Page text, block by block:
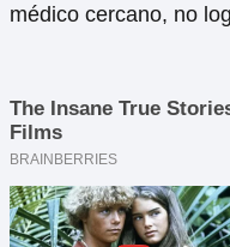
médico cercano, no